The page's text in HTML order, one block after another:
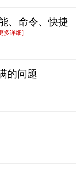
、命令、快捷
多详细]
的问题